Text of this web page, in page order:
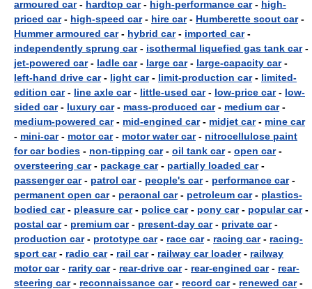
armoured car- hardtop car- high-performance car- high-
priced car- high-speed car- hire car- Humberette scout car-
Hummer armoured car- hybrid car- imported car-
independently sprung car- isothermal liquefied gas tank car-
jet-powered car- ladle car- large car- large-capacity car-
left-hand drive car- light car- limit-production car- limited-
edition car- line axle car- little-used car- low-price car- low-
sided car- luxury car- mass-produced car- medium car-
medium-powered car- mid-engined car- midjet car- mine car
- mini-car- motor car- motor water car- nitrocellulose paint
for car bodies - non-tipping car- oil tank car- open car-
oversteering car- package car- partially loaded car-
passenger car- patrol car- people's car- performance car-
permanent open car- peraonal car- petroleum car- plastics-
bodied car- pleasure car- police car- pony car- popular car-
postal car- premium car- present-day car- private car-
production car- prototype car- race car- racing car- racing-
sport car- radio car- rail car- railway car loader- railway
motor car- rarity car- rear-drive car- rear-engined car- rear-
steering car- reconnaissance car- record car- renewed car-